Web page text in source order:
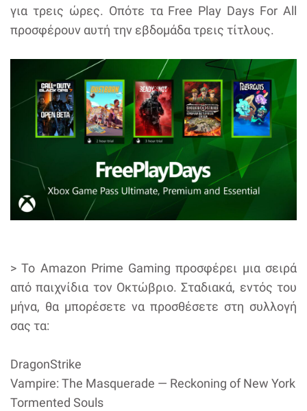
για τρεις ώρες. Οπότε τα Free Play Days For All
προσφέρουν αυτή την εβδομάδα τρεις τίτλους.
> Το Amazon Prime Gaming προσφέρει μια σειρά
από παιχνίδια τον Οκτώβριο. Σταδιακά, εντός του
μήνα, θα μπορέσετε να προσθέσετε στη συλλογή
σας τα:
DragonStrike
Vampire: The Masquerade — Reckoning of New York
Tormented Souls